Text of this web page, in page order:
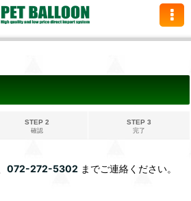
STEP 2
確認
STEP 3
完了
072-272-5302 までご連絡ください。